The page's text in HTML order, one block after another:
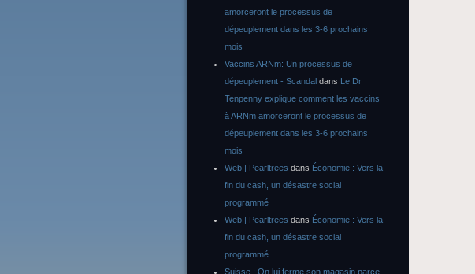
amorceront le processus de
dépeuplement dans les 3-6 prochains
mois
Vaccins ARNm: Un processus de
dépeuplement - Scandal dans Le Dr
Tenpenny explique comment les vaccins
à ARNm amorceront le processus de
dépeuplement dans les 3-6 prochains
mois
Web | Pearltrees dans Économie : Vers la
fin du cash, un désastre social
programmé
Web | Pearltrees dans Économie : Vers la
fin du cash, un désastre social
programmé
Suisse : On lui ferme son magasin parce